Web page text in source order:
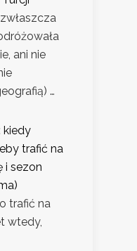
ani nie
…
kiedy
trafić na
i sezon
trafić na
wtedy,